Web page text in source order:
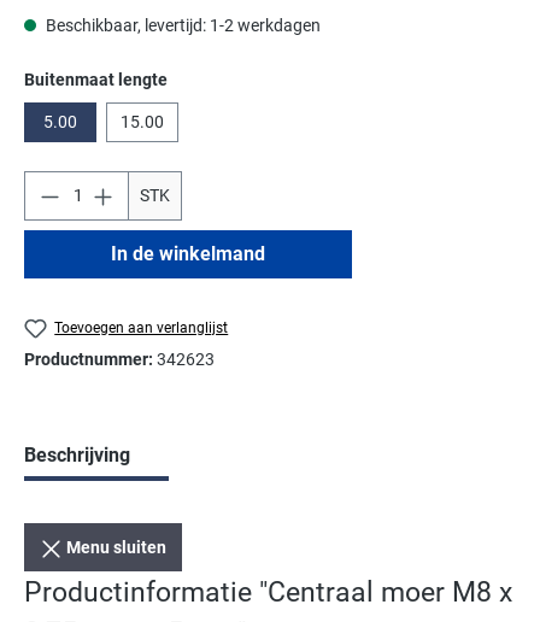
Beschikbaar, levertijd: 1-2 werkdagen
Selecteer
Buitenmaat lengte
5.00 15.00
STK
In de winkelmand
Toevoegen aan verlanglijst
Productnummer: 342623
Beschrijving
Menu sluiten
Productinformatie "Centraal moer M8 x